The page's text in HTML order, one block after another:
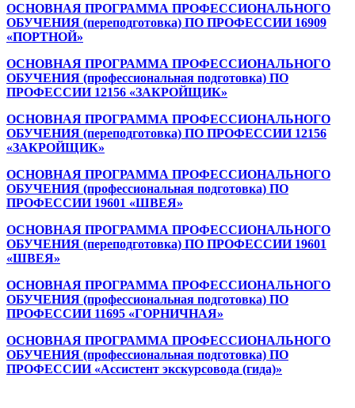
ОСНОВНАЯ ПРОГРАММА ПРОФЕССИОНАЛЬНОГО
ОБУЧЕНИЯ (переподготовка) ПО ПРОФЕССИИ 16909
«ПОРТНОЙ»
ОСНОВНАЯ ПРОГРАММА ПРОФЕССИОНАЛЬНОГО
ОБУЧЕНИЯ (профессиональная подготовка) ПО
ПРОФЕССИИ 12156 «ЗАКРОЙЩИК»
ОСНОВНАЯ ПРОГРАММА ПРОФЕССИОНАЛЬНОГО
ОБУЧЕНИЯ (переподготовка) ПО ПРОФЕССИИ 12156
«ЗАКРОЙЩИК»
ОСНОВНАЯ ПРОГРАММА ПРОФЕССИОНАЛЬНОГО
ОБУЧЕНИЯ (профессиональная подготовка) ПО
ПРОФЕССИИ 19601 «ШВЕЯ»
ОСНОВНАЯ ПРОГРАММА ПРОФЕССИОНАЛЬНОГО
ОБУЧЕНИЯ (переподготовка) ПО ПРОФЕССИИ 19601
«ШВЕЯ»
ОСНОВНАЯ ПРОГРАММА ПРОФЕССИОНАЛЬНОГО
ОБУЧЕНИЯ (профессиональная подготовка) ПО
ПРОФЕССИИ 11695 «ГОРНИЧНАЯ»
ОСНОВНАЯ ПРОГРАММА ПРОФЕССИОНАЛЬНОГО
ОБУЧЕНИЯ (профессиональная подготовка) ПО
ПРОФЕССИИ «Ассистент экскурсовода (гида)»